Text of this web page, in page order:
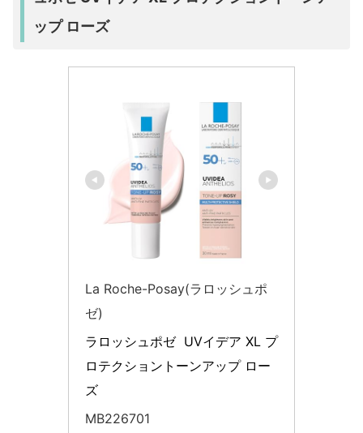
ップ ローズ
La Roche-Posay(ラロッシュポ
ゼ)
ラロッシュポゼ  UVイデア XL プ
ロテクショントーンアップ ロー
ズ
MB226701